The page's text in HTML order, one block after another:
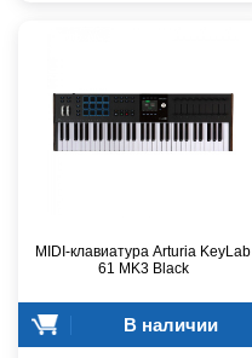
MIDI-клавиатура Arturia KeyLab
61 MK3 Black
В наличии